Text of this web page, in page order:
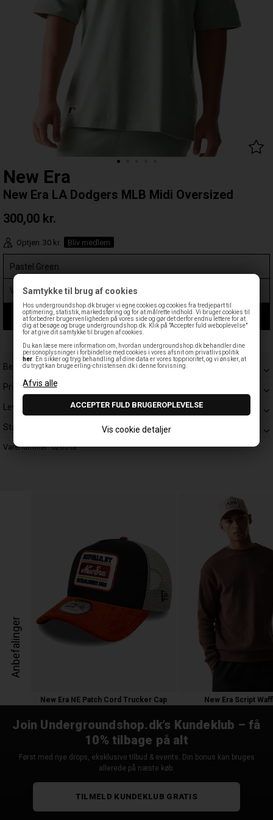
Samtykke til brug af cookies
Hos undergroundshop.dk bruger vi egne cookies og cookies fra tredjepart til
optimering, statistik, markedsføring og for at målrette indhold. Vi bruger cookies til
at forbedrer brugervenligheden på vores side og gør det derfor endnu lettere for at
dig at besøge og bruge undergroundshop.dk. Klik på "Accepter fuld weboplevelse"
for at give dit samtykke til brugen af cookies.
Du kan læse mere information om, hvordan undergroundshop.dk behandler dine
personoplysninger i forbindelse med cookies i vores afsnit om privatlivspolitik
her . En sikker og tryg behandling af dine data er vores topprioritet, og vi ønsker, at
du trygt kan bruge erling-christensen.dk i denne forvisning.
Vis cookie detaljer
New Era
New Era LA Dodgers MLB Midi Oversized
300,00 kr.
Optjen 30 kr. Bliv medlem
LÆG I KURV
Leveringstid: 1-3 hverdage
Beskrivelse
Prisgaranti
Levering
Størrelsesguide
Varenummer:026513
Anbefalinger
New Era NE Patch Cord Trucker Cap New Era Script
Join Undergroundshop.dk’s Kundeklub – få
10% tilbage på alt
Først med nye drops, eksklusive tilbud & events. Din bonus kan bruges
allerede på næste køb.
TILMELD KUNDEKLUB GRATIS